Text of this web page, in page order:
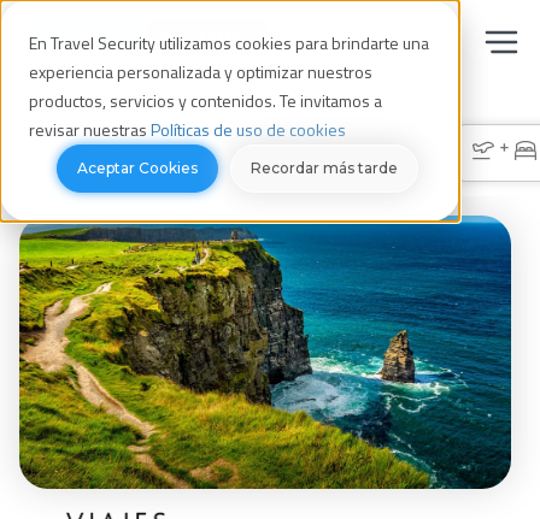
En Travel Security utilizamos cookies para brindarte una
experiencia personalizada y optimizar nuestros
productos, servicios y contenidos. Te invitamos a
revisar nuestrasPolíticas de uso de cookies
Aceptar Cookies Recordar más tarde
Vuelos Hoteles +